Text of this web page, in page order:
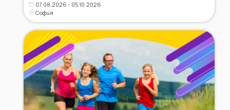
07.08.2026 - 05.10.2026
София